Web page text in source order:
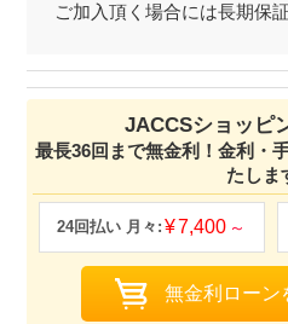
ご加入頂く場合には長期保
JACCSショッピ
最長36回まで無金利！金利・
たしま
7,400